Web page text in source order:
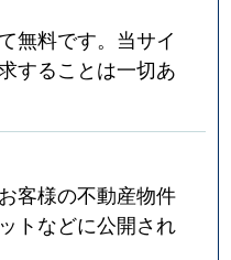
無料です。当サイ
することは一切あ
客様の不動産物件
トなどに公開され